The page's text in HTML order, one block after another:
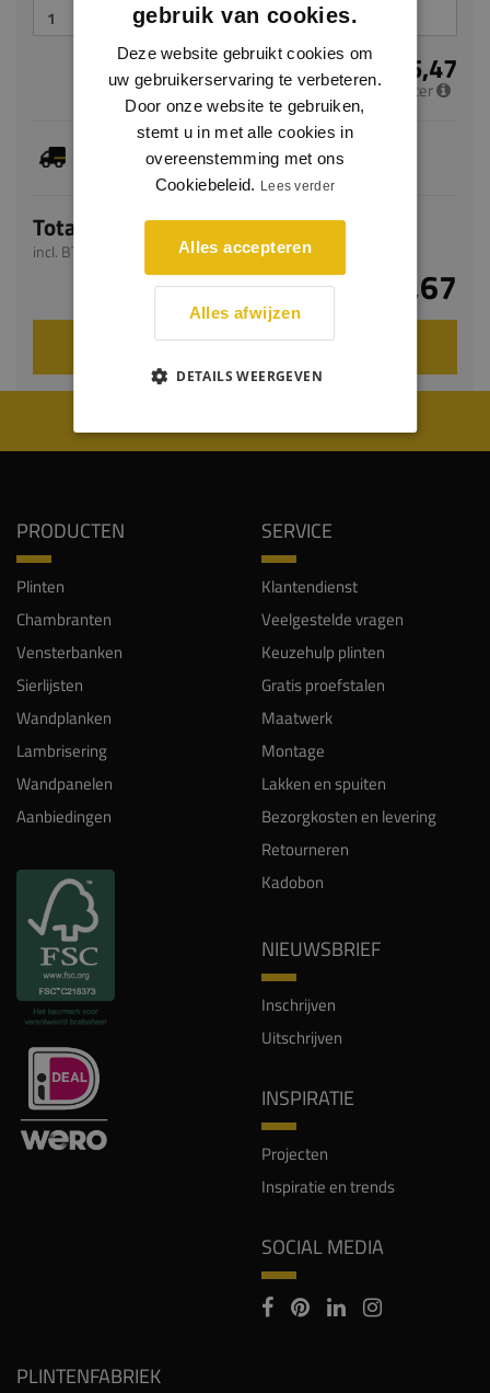
€ 5,47
per meter
Dit artikel is voorradig, de verwachte levertijd
bedraagt 10-12 werkdagen
Totaal
incl. BTW
€ 13,67
VOEG TOE AAN WINKELWAGEN
PRODUCTEN
Plinten
Chambranten
Vensterbanken
Sierlijsten
Wandplanken
Lambrisering
Wandpanelen
Aanbiedingen
SERVICE
Klantendienst
Veelgestelde vragen
Keuzehulp plinten
Gratis proefstalen
Maatwerk
Montage
Lakken en spuiten
Bezorgkosten en levering
Retourneren
Kadobon
NIEUWSBRIEF
Inschrijven
Uitschrijven
INSPIRATIE
Projecten
Inspiratie en trends
SOCIAL MEDIA
PLINTENFABRIEK
gebruik van cookies.
Deze website gebruikt cookies om
uw gebruikerservaring te verbeteren.
Door onze website te gebruiken,
stemt u in met alle cookies in
overeenstemming met ons
Cookiebeleid. Lees verder
Alles accepteren
Alles afwijzen
DETAILS WEERGEVEN